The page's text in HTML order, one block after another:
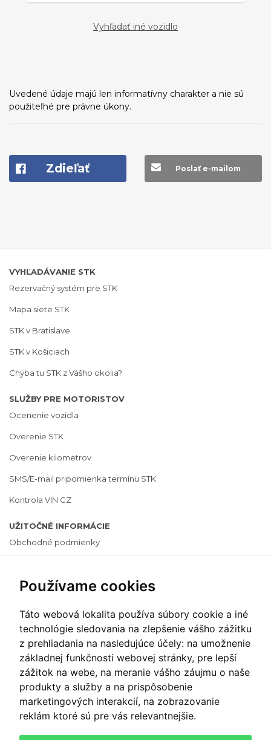
Používame cookies
Táto webová lokalita používa súbory cookie a iné
technológie sledovania na zlepšenie vášho zážitku
z prehliadania na nasledujúce účely: na umožnenie
základnej funkčnosti webovej stránky, pre lepší
zážitok na webe, na meranie vášho záujmu o naše
produkty a služby a na prispôsobenie
marketingových interakcií, na zobrazovanie
reklám ktoré sú pre vás relevantnejšie.
Vyhľadať iné vozidlo
Uvedené údaje majú len informatívny charakter a nie sú
použiteľné pre právne úkony.
Zdieľať Poslať e-mailom
VYHĽADÁVANIE STK
Rezervačný systém pre STK
Mapa siete STK
STK v Bratislave
STK v Košiciach
Chýba tu STK z Vášho okolia?
SLUŽBY PRE MOTORISTOV
Ocenenie vozidla
Overenie STK
Overenie kilometrov
SMS/E-mail pripomienka termínu STK
Kontrola VIN CZ
UŽITOČNÉ INFORMÁCIE
Obchodné podmienky
Ochrana osobných údajov
Informácie o cookies
Zmeniť nastavenie cookies
PLATOBNÝ SYSTÉM